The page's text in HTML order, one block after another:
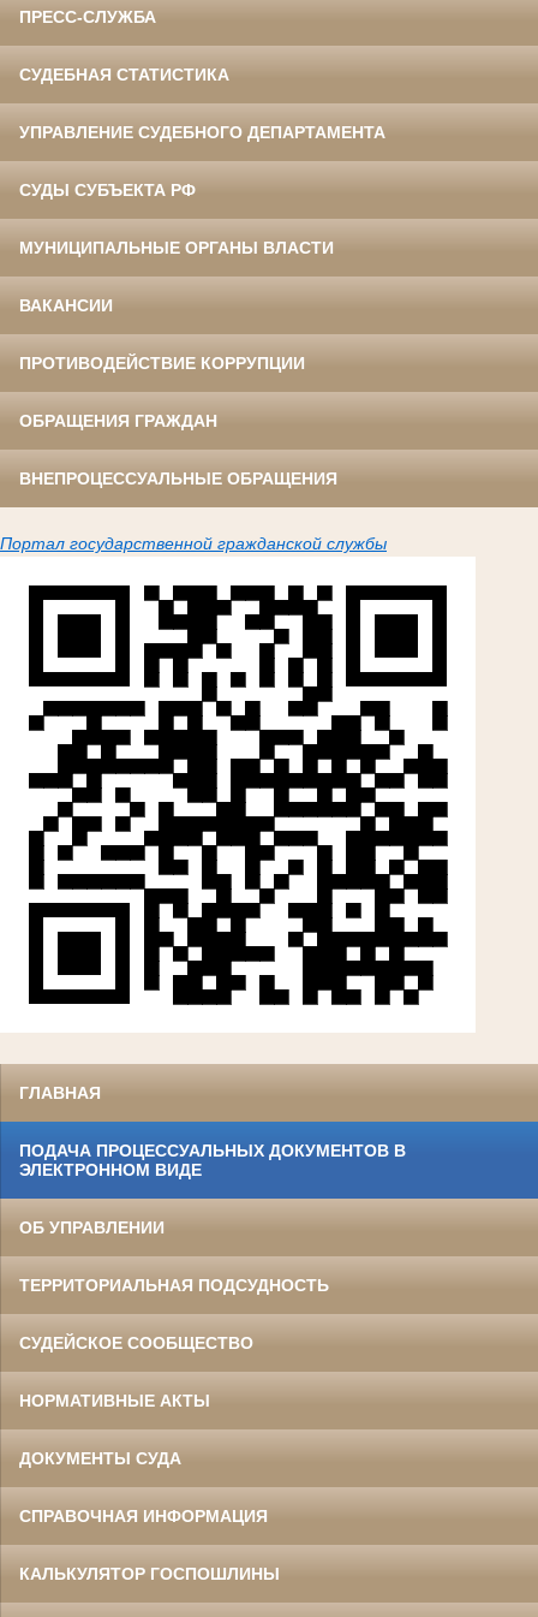
ПРЕСС-СЛУЖБА
СУДЕБНАЯ СТАТИСТИКА
УПРАВЛЕНИЕ СУДЕБНОГО ДЕПАРТАМЕНТА
СУДЫ СУБЪЕКТА РФ
МУНИЦИПАЛЬНЫЕ ОРГАНЫ ВЛАСТИ
ВАКАНСИИ
ПРОТИВОДЕЙСТВИЕ КОРРУПЦИИ
ОБРАЩЕНИЯ ГРАЖДАН
ВНЕПРОЦЕССУАЛЬНЫЕ ОБРАЩЕНИЯ
Портал государственной гражданской службы
ГЛАВНАЯ
ПОДАЧА ПРОЦЕССУАЛЬНЫХ ДОКУМЕНТОВ В
ЭЛЕКТРОННОМ ВИДЕ
ОБ УПРАВЛЕНИИ
ТЕРРИТОРИАЛЬНАЯ ПОДСУДНОСТЬ
СУДЕЙСКОЕ СООБЩЕСТВО
НОРМАТИВНЫЕ АКТЫ
ДОКУМЕНТЫ СУДА
СПРАВОЧНАЯ ИНФОРМАЦИЯ
КАЛЬКУЛЯТОР ГОСПОШЛИНЫ